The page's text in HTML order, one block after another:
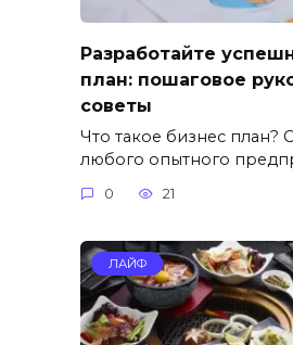
Разработайте
план: пошаговое
советы
Что такое бизнес план?
любого опытного
0 21
ЛАЙФ